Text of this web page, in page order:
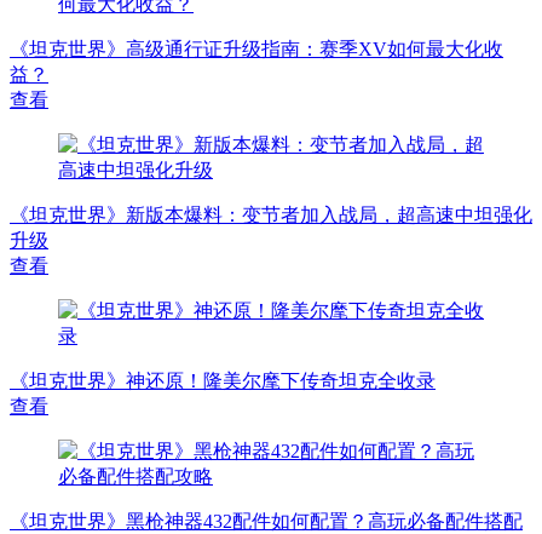
《坦克世界》高级通行证升级指南：赛季XV如何最大化收
益？
查看
《坦克世界》新版本爆料：变节者加入战局，超高速中坦强化
升级
查看
《坦克世界》神还原！隆美尔麾下传奇坦克全收录
查看
《坦克世界》黑枪神器432配件如何配置？高玩必备配件搭配